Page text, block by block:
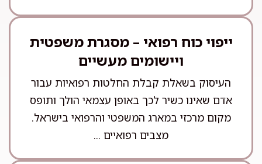
ייפוי כוח רפואי – מסגרת משפטית
ויישומים מעשיים
העיסוק בשאלת קבלת החלטות רפואיות עבור
אדם שאינו כשיר לכך באופן עצמאי הולך ותופס
מקום מרכזי במארג המשפטי והרפואי בישראל.
מצבים רפואיים ...